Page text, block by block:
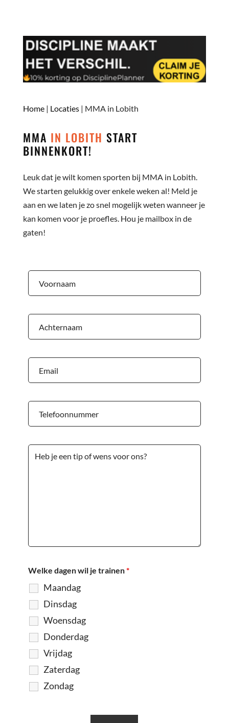
Home| Locaties| MMA in Lobith
MMA IN LOBITH START
BINNENKORT!
Leuk dat je wilt komen sporten bij MMA in Lobith.
We starten gelukkig over enkele weken al! Meld je
aan en we laten je zo snel mogelijk weten wanneer je
kan komen voor je proefles. Hou je mailbox in de
gaten!
Welke dagen wil je trainen*
Maandag
Dinsdag
Woensdag
Donderdag
Vrijdag
Zaterdag
Zondag